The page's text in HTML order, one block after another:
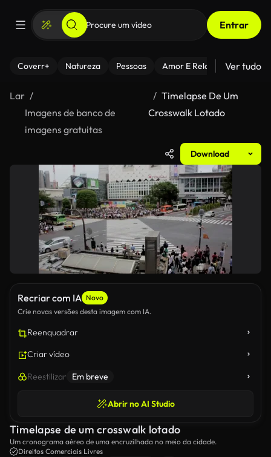
Entrar
Coverr+ Natureza Pessoas Amor E Relacionamentos
Ver tudo
Lar
Imagens de banco de
imagens gratuitas
Timelapse De Um
Crosswalk Lotado
Download
Recriar com IA Novo
Crie novas versões desta imagem com IA.
Reenquadrar
Criar vídeo
Reestilizar Em breve
Abrir no AI Studio
Timelapse de um crosswalk lotado
Um cronograma aéreo de uma encruzilhada no meio da cidade.
Direitos Comerciais Livres